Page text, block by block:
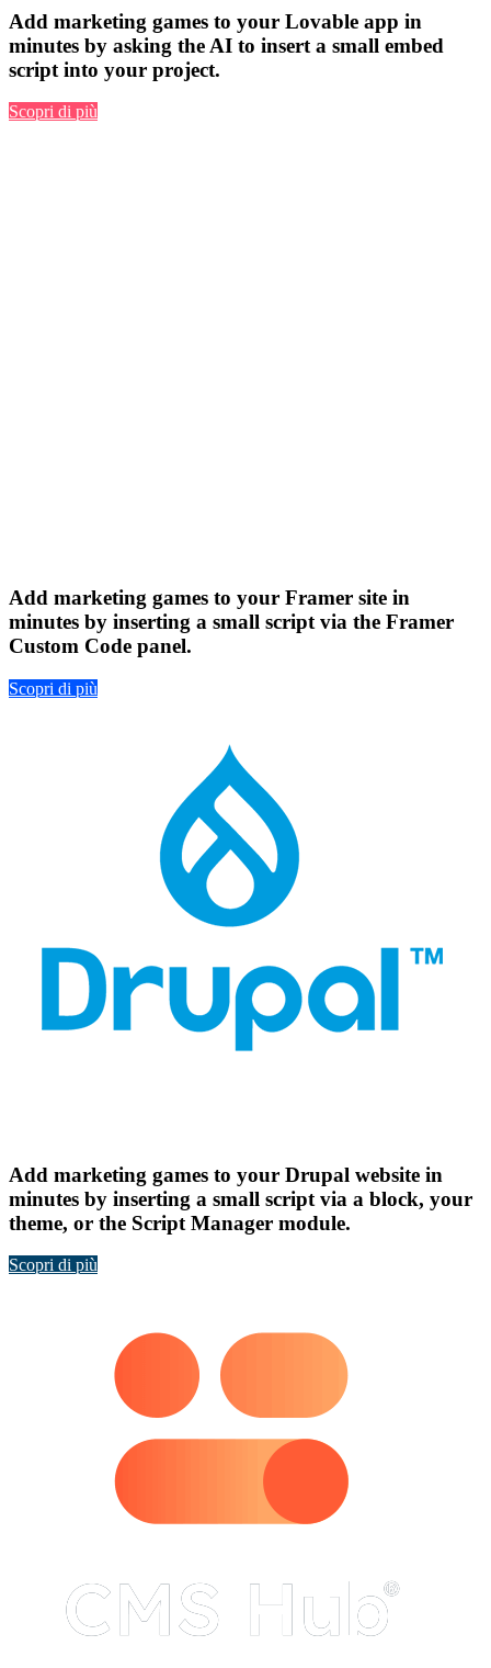
Add marketing games to your Lovable app in
minutes by asking the AI to insert a small embed
script into your project.
Scopri di più
Add marketing games to your Framer site in
minutes by inserting a small script via the Framer
Custom Code panel.
Scopri di più
Add marketing games to your Drupal website in
minutes by inserting a small script via a block, your
theme, or the Script Manager module.
Scopri di più